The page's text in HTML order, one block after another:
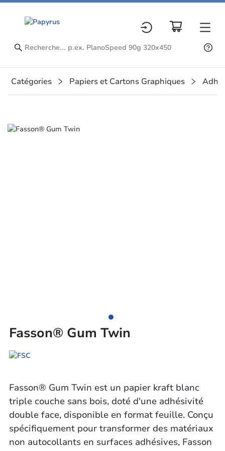
Catégories Papiers et Cartons Graphiques
Slide 1 of 1
Fasson® Gum Twin
Fasson® Gum Twin est un papier kraft blanc
triple couche sans bois, doté d'une adhésivité
double face, disponible en format feuille. Conçu
spécifiquement pour transformer des matériaux
non autocollants en surfaces adhésives, Fasson